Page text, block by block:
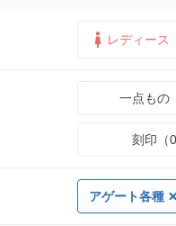
レディース
一点もの
刻印（0
アゲート各種